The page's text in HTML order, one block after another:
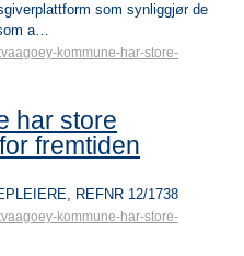
som synliggjør de
a…
kommune-har-store-
har store
fremtiden
REFNR 12/1738
kommune-har-store-